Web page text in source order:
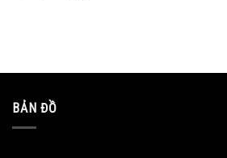
BẢN ĐỒ